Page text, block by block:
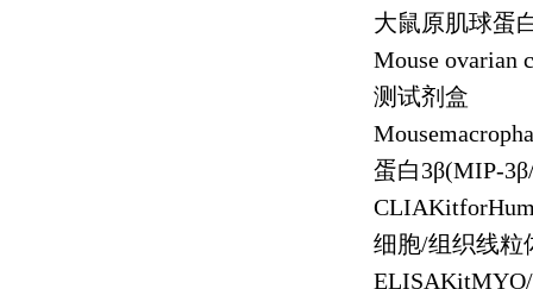
大鼠原肌球蛋
Mouse ovarian
测试剂盒
蛋白3β(MIP-3β
细胞/组织线粒